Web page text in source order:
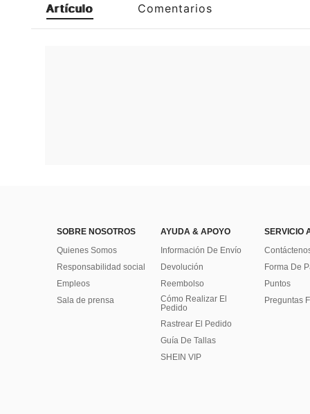
Artículo Comentarios
SOBRE NOSOTROS
Quienes Somos
Responsabilidad social
Empleos
Sala de prensa
AYUDA & APOYO
Información De Envío
Devolución
Reembolso
Cómo Realizar El
Pedido
Rastrear El Pedido
Guía De Tallas
SHEIN VIP
SERVICIO
Forma De
Puntos
Preguntas